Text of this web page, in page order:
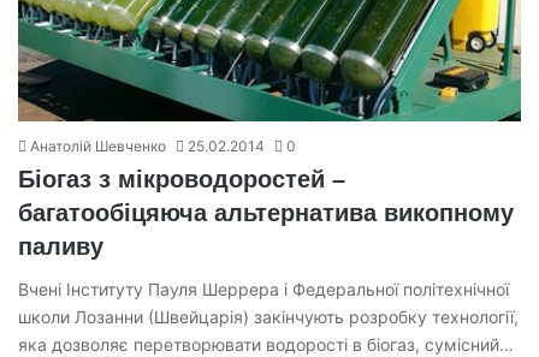
Анатолій Шевченко 25.02.2014 0
Біогаз з мікроводоростей –
багатообіцяюча альтернатива викопному
паливу
Вчені Інституту Пауля Шеррера і Федеральної політехнічної
школи Лозанни (Швейцарія) закінчують розробку технології,
яка дозволяє перетворювати водорості в біогаз, сумісний…